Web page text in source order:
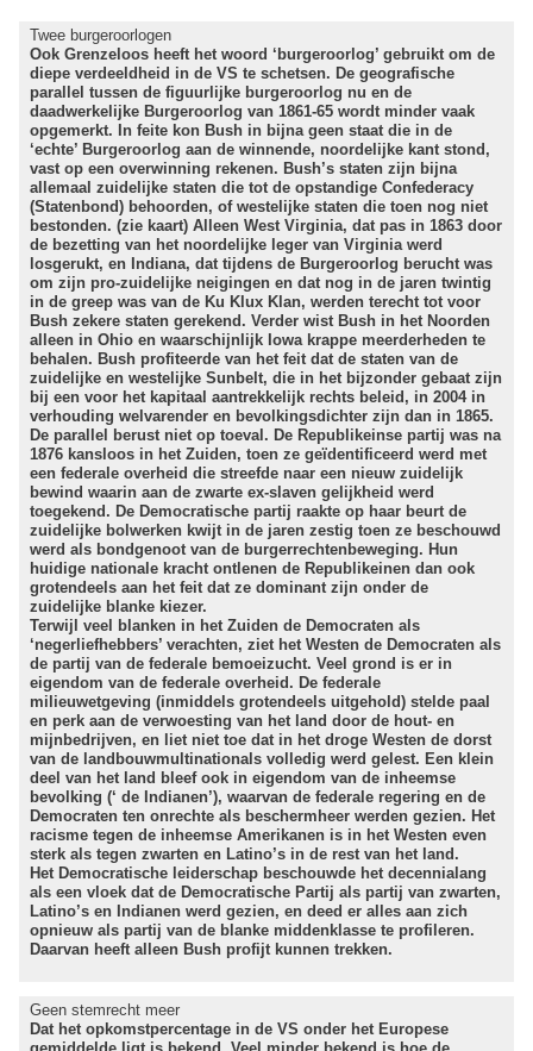
Twee burgeroorlogen
Ook Grenzeloos heeft het woord ‘burgeroorlog’ gebruikt om de
diepe verdeeldheid in de VS te schetsen. De geografische
parallel tussen de figuurlijke burgeroorlog nu en de
daadwerkelijke Burgeroorlog van 1861-65 wordt minder vaak
opgemerkt. In feite kon Bush in bijna geen staat die in de
‘echte’ Burgeroorlog aan de winnende, noordelijke kant stond,
vast op een overwinning rekenen. Bush’s staten zijn bijna
allemaal zuidelijke staten die tot de opstandige Confederacy
(Statenbond) behoorden, of westelijke staten die toen nog niet
bestonden. (zie kaart) Alleen West Virginia, dat pas in 1863 door
de bezetting van het noordelijke leger van Virginia werd
losgerukt, en Indiana, dat tijdens de Burgeroorlog berucht was
om zijn pro-zuidelijke neigingen en dat nog in de jaren twintig
in de greep was van de Ku Klux Klan, werden terecht tot voor
Bush zekere staten gerekend. Verder wist Bush in het Noorden
alleen in Ohio en waarschijnlijk Iowa krappe meerderheden te
behalen. Bush profiteerde van het feit dat de staten van de
zuidelijke en westelijke Sunbelt, die in het bijzonder gebaat zijn
bij een voor het kapitaal aantrekkelijk rechts beleid, in 2004 in
verhouding welvarender en bevolkingsdichter zijn dan in 1865.
De parallel berust niet op toeval. De Republikeinse partij was na
1876 kansloos in het Zuiden, toen ze geïdentificeerd werd met
een federale overheid die streefde naar een nieuw zuidelijk
bewind waarin aan de zwarte ex-slaven gelijkheid werd
toegekend. De Democratische partij raakte op haar beurt de
zuidelijke bolwerken kwijt in de jaren zestig toen ze beschouwd
werd als bondgenoot van de burgerrechtenbeweging. Hun
huidige nationale kracht ontlenen de Republikeinen dan ook
grotendeels aan het feit dat ze dominant zijn onder de
zuidelijke blanke kiezer.
Terwijl veel blanken in het Zuiden de Democraten als
‘negerliefhebbers’ verachten, ziet het Westen de Democraten als
de partij van de federale bemoeizucht. Veel grond is er in
eigendom van de federale overheid. De federale
milieuwetgeving (inmiddels grotendeels uitgehold) stelde paal
en perk aan de verwoesting van het land door de hout- en
mijnbedrijven, en liet niet toe dat in het droge Westen de dorst
van de landbouwmultinationals volledig werd gelest. Een klein
deel van het land bleef ook in eigendom van de inheemse
bevolking (‘ de Indianen’), waarvan de federale regering en de
Democraten ten onrechte als beschermheer werden gezien. Het
racisme tegen de inheemse Amerikanen is in het Westen even
sterk als tegen zwarten en Latino’s in de rest van het land.
Het Democratische leiderschap beschouwde het decennialang
als een vloek dat de Democratische Partij als partij van zwarten,
Latino’s en Indianen werd gezien, en deed er alles aan zich
opnieuw als partij van de blanke middenklasse te profileren.
Daarvan heeft alleen Bush profijt kunnen trekken.
Geen stemrecht meer
Dat het opkomstpercentage in de VS onder het Europese